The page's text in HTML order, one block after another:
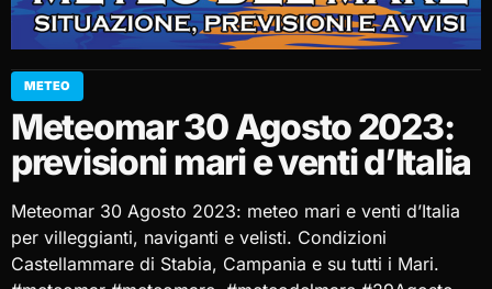
METEO
Meteomar 30 Agosto 2023:
previsioni mari e venti d’Italia
Meteomar 30 Agosto 2023: meteo mari e venti d’Italia
per villeggianti, naviganti e velisti. Condizioni
Castellammare di Stabia, Campania e su tutti i Mari.